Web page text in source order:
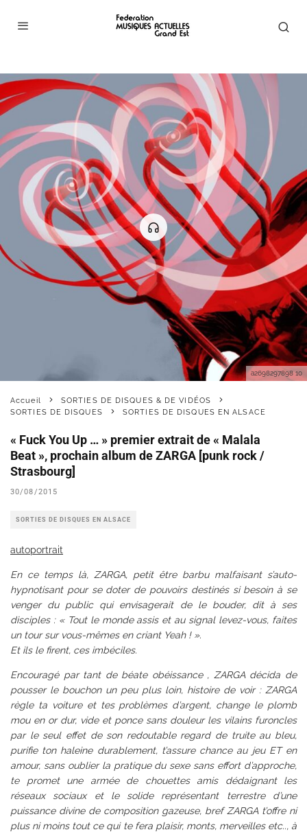
a2698297898 10
Accueil
SORTIES DE DISQUES & DE VIDÉOS
SORTIES DE DISQUES
SORTIES DE DISQUES EN ALSACE
« Fuck You Up … » premier extrait de « Malala
Beat », prochain album de ZARGA [punk rock /
Strasbourg]
30/08/2015
SORTIES DE DISQUES EN ALSACE
autoportrait
En ce temps là, ZARGA, petit être barbu malfaisant s’auto-
hypnotisant pour se doter de pouvoirs destinés si besoin à se
venger du public qui envisagerait de le bouder, dit à ses
disciples : « Tout le monde assis et au signal levez-vous, faites
un tour sur vous-mêmes en criant Yeah ! ».
Et ils le firent, ces imbéciles.
Encouragé par tant de béate obéissance , ZARGA décida de
pousser le bouchon un peu plus loin, histoire de voir : ZARGA
règle ta voiture et tes problèmes d’argent, change le plomb
mou en or dur, vide et ponce sans douleur les vilains furoncles
par le seul effet de son redoutable regard de truite au bleu,
purifie ton haleine durablement, t’assure chance au jeu ET en
amour, sans oublier la pratique du sexe sans effort d’approche,
te promet une armée de chouettes amis dédaignant les
réseaux sociaux et le solide représentant terrestre d’une
puissance divine de composition gazeuse, bref ZARGA t’offre ni
plus ni moins tout ce qui te fera plaisir, monts, merveilles etc.., à